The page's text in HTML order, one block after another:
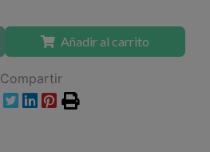
Añadir al carrito
Compartir